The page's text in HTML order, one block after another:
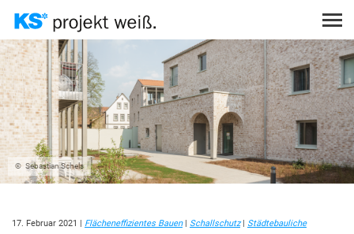
zum
Inhalt
PROJEKT EINREICHEN
THEMEN
Themen
STÄDTEBAULICHE GEGEBENHEITEN
STATIK
TOPOGRAFISCHE GEGEBENHEITEN
NUTZUNGSKONZEPTE
SCHALLSCHUTZ
PODCAST
SUCHEN
Suche
SUCHEN
ANMELDEN
Sebastian Schels
17. Februar 2021 Flächeneffizientes Bauen| Schallschutz| Städtebauliche